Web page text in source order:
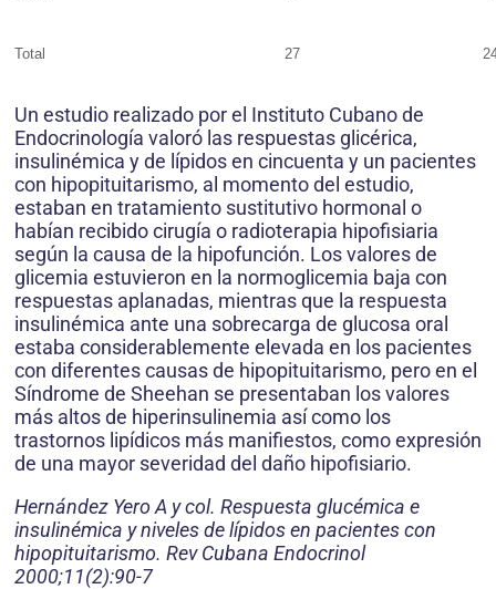
Total 27
Un estudio realizado por el Instituto Cubano de
Endocrinología valoró las respuestas glicérica,
insulinémica y de lípidos en cincuenta y un pacientes
con hipopituitarismo, al momento del estudio,
estaban en tratamiento sustitutivo hormonal o
habían recibido cirugía o radioterapia hipofisiaria
según la causa de la hipofunción. Los valores de
glicemia estuvieron en la normoglicemia baja con
respuestas aplanadas, mientras que la respuesta
insulinémica ante una sobrecarga de glucosa oral
estaba considerablemente elevada en los pacientes
con diferentes causas de hipopituitarismo, pero en el
Síndrome de Sheehan se presentaban los valores
más altos de hiperinsulinemia así como los
trastornos lipídicos más manifiestos, como expresión
de una mayor severidad del daño hipofisiario.
Hernández Yero A y col. Respuesta glucémica e
insulinémica y niveles de lípidos en pacientes con
hipopituitarismo. Rev Cubana Endocrinol
2000;11(2):90-7